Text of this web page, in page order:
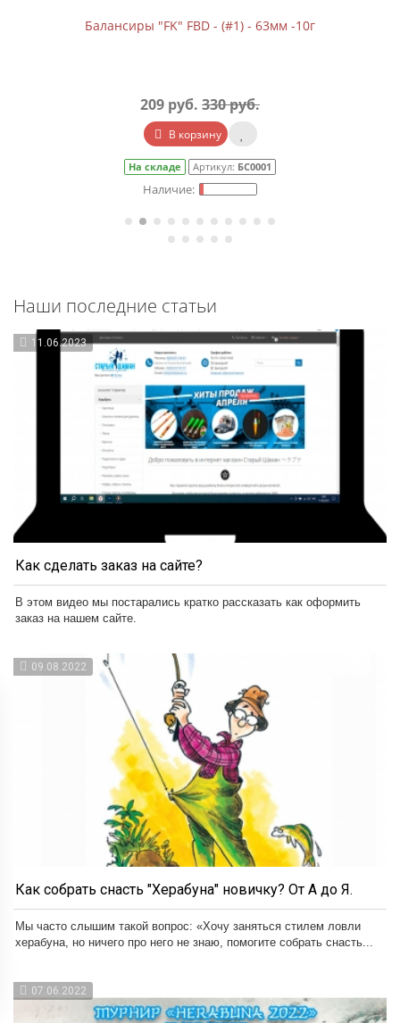
Балансиры "FK" FBD - (#1) - 63мм -10г
209 руб. 330 руб.
В корзину
На складе Артикул: БС0001
Наши последние статьи
11.06.2023
Как сделать заказ на сайте?
В этом видео мы постарались кратко рассказать как оформить
заказ на нашем сайте.
09.08.2022
Как собрать снасть "Херабуна" новичку? От А до Я.
Мы часто слышим такой вопрос: «Хочу заняться стилем ловли
херабуна, но ничего про него не знаю, помогите собрать снасть...
07.06.2022